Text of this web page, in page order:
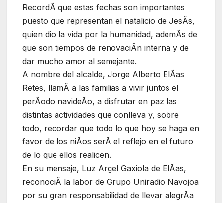
RecordÃ que estas fechas son importantes
puesto que representan el natalicio de JesÃs,
quien dio la vida por la humanidad, ademÃs de
que son tiempos de renovaciÃn interna y de
dar mucho amor al semejante.
A nombre del alcalde, Jorge Alberto ElÃas
Retes, llamÃ a las familias a vivir juntos el
perÃodo navideÃo, a disfrutar en paz las
distintas actividades que conlleva y, sobre
todo, recordar que todo lo que hoy se haga en
favor de los niÃos serÃ el reflejo en el futuro
de lo que ellos realicen.
En su mensaje, Luz Argel Gaxiola de ElÃas,
reconociÃ la labor de Grupo Uniradio Navojoa
por su gran responsabilidad de llevar alegrÃa